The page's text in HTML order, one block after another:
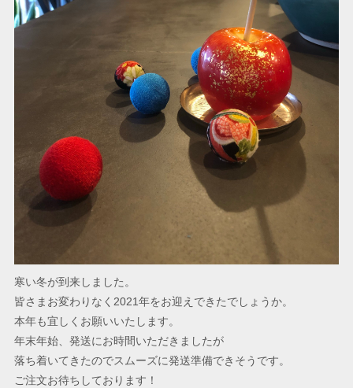
寒い冬が到来しました。
皆さまお変わりなく2021年をお迎えできたでしょうか。
本年も宜しくお願いいたします。
年末年始、発送にお時間いただきましたが
落ち着いてきたのでスムーズに発送準備できそうです。
ご注文お待ちしております！